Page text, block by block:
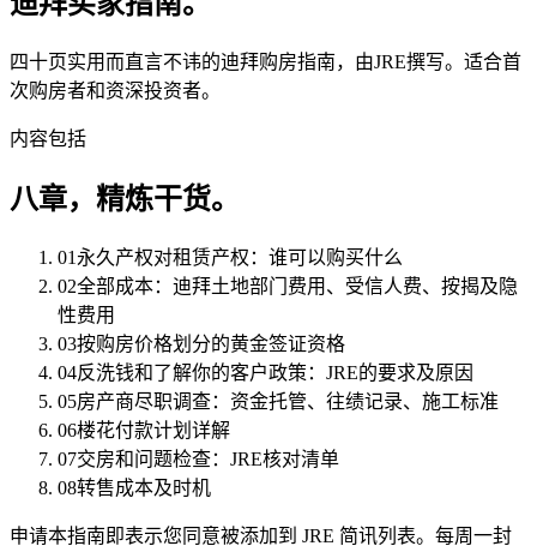
四十页实用而直言不讳的迪拜购房指南，由JRE撰写。适合首
次购房者和资深投资者。
内容包括
八章，精炼干货。
01永久产权对租赁产权：谁可以购买什么
02全部成本：迪拜土地部门费用、受信人费、按揭及隐
性费用
03按购房价格划分的黄金签证资格
04反洗钱和了解你的客户政策：JRE的要求及原因
05房产商尽职调查：资金托管、往绩记录、施工标准
06楼花付款计划详解
07交房和问题检查：JRE核对清单
08转售成本及时机
申请本指南即表示您同意被添加到 JRE 简讯列表。每周一封